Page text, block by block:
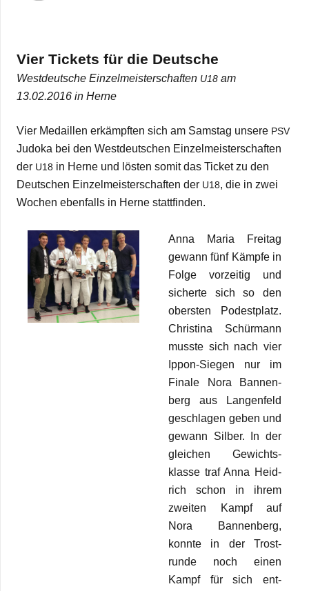
Vier Tickets für die Deut­sche
West­deut­sche Ein­zel­meis­ter­schaf­ten U18 am
13.02.2016 in Herne
Vier Medail­len erkämpf­ten sich am Sams­tag unsere PSV
Judoka bei den West­deut­schen Ein­zel­meis­ter­schaf­ten
der U18 in Herne und lös­ten somit das Ticket zu den
Deut­schen Ein­zel­meis­ter­schaf­ten der U18, die in zwei
Wochen eben­falls in Herne stattfinden.
Anna Maria Frei­tag
gewann fünf Kämpfe in
Folge vor­zei­tig und
sicherte sich so den
obers­ten Podest­platz.
Chris­tina Schür­mann
musste sich nach vier
Ippon-Sie­gen nur im
Finale Nora Ban­nen­
berg aus Lan­gen­feld
geschla­gen geben und
gewann Sil­ber. In der
glei­chen Gewichts­
klasse traf Anna Heid­
rich schon in ihrem
zwei­ten Kampf auf
Nora Ban­nen­berg,
konnte in der Trost­
runde noch einen
Kampf für sich ent­